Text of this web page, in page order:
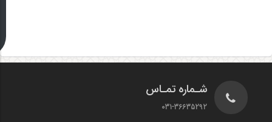
شـماره تمـاس
031-36635292